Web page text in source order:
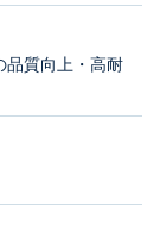
品質向上・高耐